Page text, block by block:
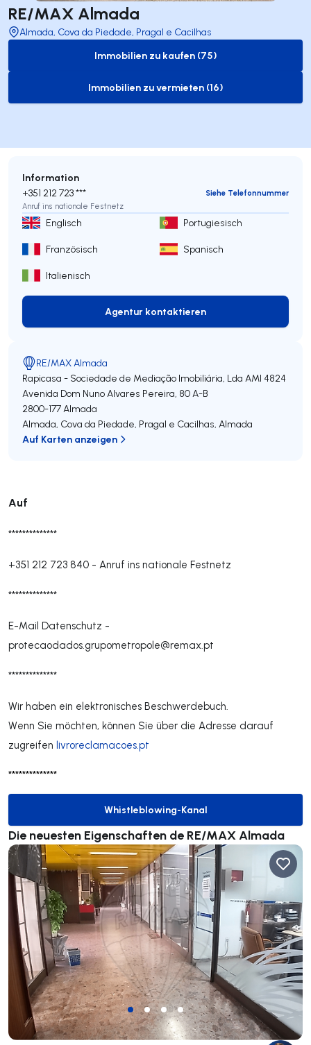
RE/MAX Almada
Almada, Cova da Piedade, Pragal e Cacilhas
to-buy-listing
Immobilien zu kaufen (75)
to-rent-listing
Immobilien zu vermieten (16)
Auf
**************
+351 212 723 840 - Anruf ins nationale Festnetz
**************
E-Mail Datenschutz -
protecaodados.grupometropole@remax.pt
**************
Wir haben ein elektronisches Beschwerdebuch.
Wenn Sie möchten, können Sie über die Adresse darauf
zugreifen livroreclamacoes.pt
**************
Whistleblowing-Kanal
Whistleblowing-Kanal
Die neuesten Eigenschaften de RE/MAX Almada
Information
+351 212 723 ***
Siehe Telefonnummer
Anruf ins nationale Festnetz
Englisch Portugiesisch
Französisch Spanisch
Italienisch
Agentur kontaktieren
Agentur kontaktieren
RE/MAX Almada
Rapicasa - Sociedade de Mediação Imobiliária, Lda AMI 4824
Avenida Dom Nuno Alvares Pereira, 80 A-B
2800-177 Almada
Almada, Cova da Piedade, Pragal e Cacilhas, Almada
Auf Karten anzeigen